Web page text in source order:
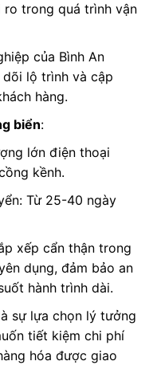
ro trong quá trình vận
của Bình An
lộ trình và cập
hàng.
biển:
lớn điện thoại
kềnh.
Từ 25-40 ngày
xếp cẩn thận trong
dụng, đảm bảo an
hành trình dài.
sự lựa chọn lý tưởng
tiết kiệm chi phí
hóa được giao